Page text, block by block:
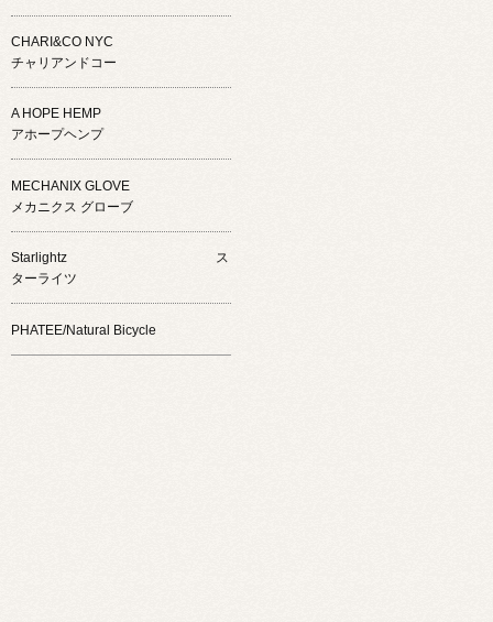
CHARI&CO NYC
チャリアンドコー
A HOPE HEMP
アホープヘンプ
MECHANIX GLOVE
メカニクス グローブ
Starlightz ス
ターライツ
PHATEE/Natural Bicycle